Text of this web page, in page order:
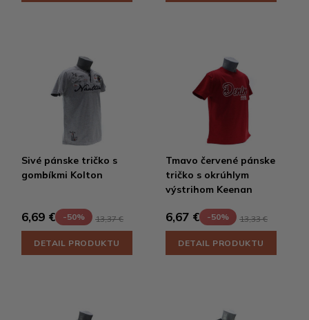
Sivé pánske tričko s
gombíkmi Kolton
6,69 € -50% 13,37 €
DETAIL PRODUKTU
Tmavo červené pánske
tričko s okrúhlym
výstrihom Keenan
6,67 € -50% 13,33 €
DETAIL PRODUKTU